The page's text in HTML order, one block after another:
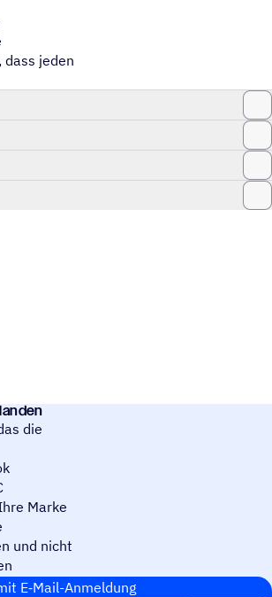
dass jeden
die
Marke
und nicht
führt.
E‑Mail-Anmel­dung